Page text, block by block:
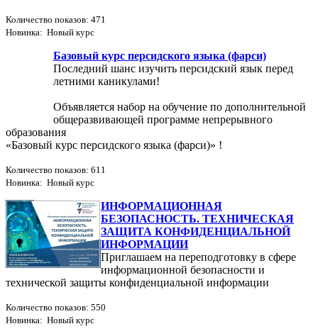
Количество показов: 471
Новинка: Новый курс
Базовый курс персидского языка (фарси)
Последний шанс изучить персидский язык перед
летними каникулами!
Объявляется набор на обучение по дополнительной
общеразвивающей программе непрерывного
образования
«Базовый курс персидского языка (фарси)» !
Количество показов: 611
Новинка: Новый курс
ИНФОРМАЦИОННАЯ
БЕЗОПАСНОСТЬ. ТЕХНИЧЕСКАЯ
ЗАЩИТА КОНФИДЕНЦИАЛЬНОЙ
ИНФОРМАЦИИ
Приглашаем на переподготовку в сфере
информационной безопасности и
технической защиты конфиденциальной информации
Количество показов: 550
Новинка: Новый курс